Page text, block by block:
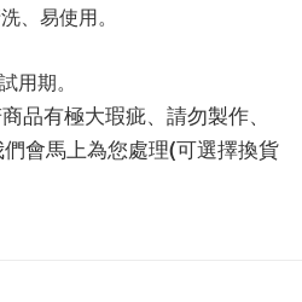
、易使用。
用期。
品有極大瑕疵、請勿製作、
會馬上為您處理(可選擇換貨